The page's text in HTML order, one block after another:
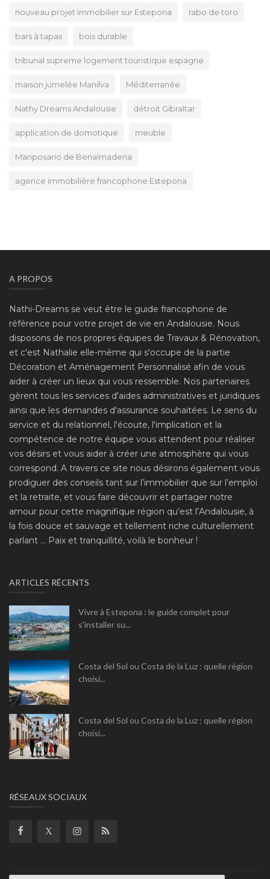
nouveau projet immobilier sur Estepona rabo de toro
bars à tapas bois durable
tribunal supreme logement touristique espagne
maison jumelée Manilva Méditerranée
Nathy Dreams Andalousie détroit Gibraltar
application de domotique meuble
Mariposario de Benalmadena
agence immobilière francophone Estepona
A PROPOS
Nathi-Dreams se veut être le guide francophone de
référence pour votre projet de vie en Andalousie. Nous
disposons de nos propres équipes de Travaux & Rénovation,
et c'est Nathalie elle-même qui s'occupe de la partie
Décoration et Aménagement Personnalisé afin de vous
aider à créer un lieux qui vous ressemble. Nos partenaires
gèrent tous les services d'aides administratives et juridiques
ainsi que les demandes d'assurance souhaitées. Le sens du
service et du relationnel, l'écoute, l'implication et la
compétence de notre équipe vous attendent pour réaliser
vos désirs et vous aider à créer une atmosphère qui vous
correspond. A travers ce site nous désirons également vous
prodiguer des conseils tant sur l’immobilier que sur l’emploi
et la retraite, et vous faire découvrir et partager notre
amour pour cette magnifique région qu’est l’Andalousie, à
la fois douce et sauvage et tellement riche culturellement
parlant ... Paix et tranquillité, voilà le bonheur !
ARTICLES RÉCENTS
Vivre à Estepona : le guide complet pour
s'installer su...
Costa del Sol ou Costa de la Luz : quelle région
choisi...
Costa del Sol ou Costa de la Luz : quelle région
choisi...
RÉSEAUX SOCIAUX